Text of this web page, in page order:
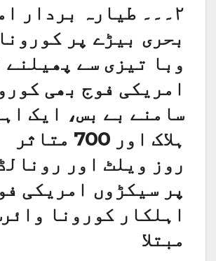
۲۔۔۔ طیارہ بردار
بحری بیڑے پر
وبا تیزی سے پھیلنے
امریکی فوج بھی
سامنے بے بس، ایک
ہلاک اور 700 متاثر
روز ویلٹ اور
پر سیکڑوں امریکی
اہلکار کورونا
مبتلا